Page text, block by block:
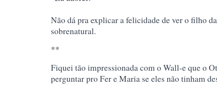
Não dá pra explicar a felicidade de ver o filho
sobrenatural.
**
Fiquei tão impressionada com o Wall-e que o
perguntar pro Fer e Maria se eles não tinham